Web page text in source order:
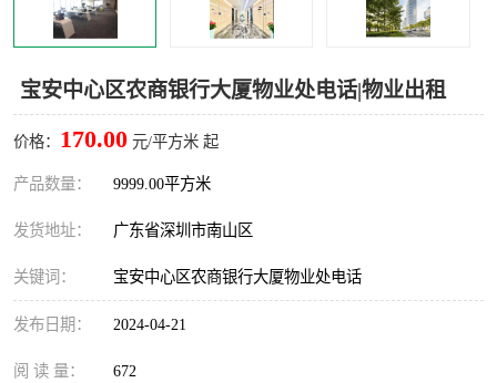
宝安中心区农商银行大厦物业处电话|物业出租
价格： 170.00 元/平方米 起
产品数量： 9999.00平方米
发货地址： 广东省深圳市南山区
关键词： 宝安中心区农商银行大厦物业处电话
发布日期： 2024-04-21
阅 读 量： 672
兴东 石岩
车公庙
中心区
南山区 西丽